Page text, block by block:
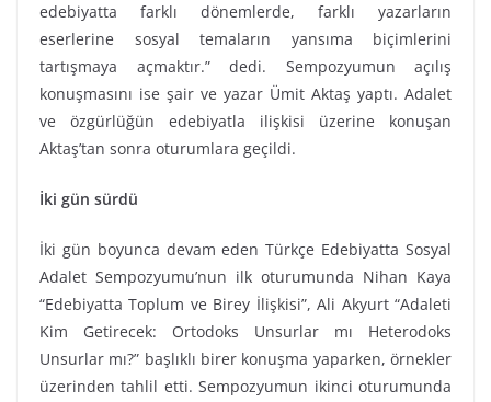
edebiyatta farklı dönemlerde, farklı yazarların
eserlerine sosyal temaların yansıma biçimlerini
tartışmaya açmaktır.” dedi. Sempozyumun açılış
konuşmasını ise şair ve yazar Ümit Aktaş yaptı. Adalet
ve özgürlüğün edebiyatla ilişkisi üzerine konuşan
Aktaş’tan sonra oturumlara geçildi.
İki gün sürdü
İki gün boyunca devam eden Türkçe Edebiyatta Sosyal
Adalet Sempozyumu’nun ilk oturumunda Nihan Kaya
“Edebiyatta Toplum ve Birey İlişkisi”, Ali Akyurt “Adaleti
Kim Getirecek: Ortodoks Unsurlar mı Heterodoks
Unsurlar mı?” başlıklı birer konuşma yaparken, örnekler
üzerinden tahlil etti. Sempozyumun ikinci oturumunda